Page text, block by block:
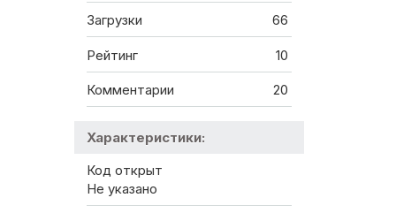
Загрузки 66
Рейтинг 10
Комментарии 20
Характеристики:
Код открыт
Не указано